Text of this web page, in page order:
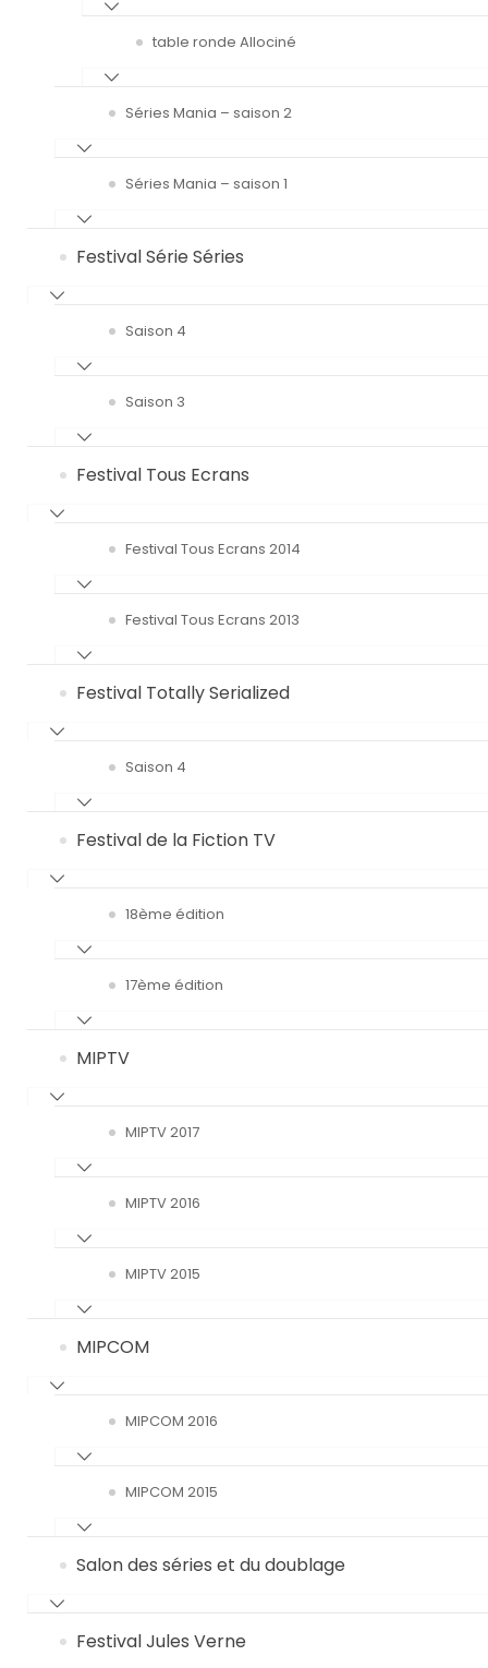
table ronde Allociné
Séries Mania – saison 2
Séries Mania – saison 1
Festival Série Séries
Saison 4
Saison 3
Festival Tous Ecrans
Festival Tous Ecrans 2014
Festival Tous Ecrans 2013
Festival Totally Serialized
Saison 4
Festival de la Fiction TV
18ème édition
17ème édition
MIPTV
MIPTV 2017
MIPTV 2016
MIPTV 2015
MIPCOM
MIPCOM 2016
MIPCOM 2015
Salon des séries et du doublage
Festival Jules Verne